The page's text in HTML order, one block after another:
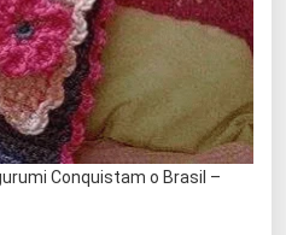
Conquistam o Brasil –